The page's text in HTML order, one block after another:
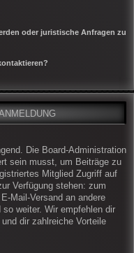
oder juristische Anfragen zu
Die Board-Administration
sein musst, um Beiträge zu
Mitglied Zugriff auf
Verfügung stehen: zum
Mail-Versand an andere
weiter. Wir empfehlen dir
dir zahlreiche Vorteile